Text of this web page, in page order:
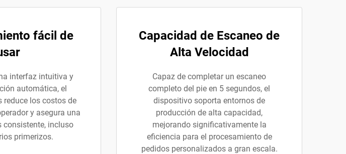
fácil de
interfaz intuitiva y
automática, el
reduce los costos de
y asegura una
consistente, incluso
primerizos.
Capacidad de Escaneo de
Alta Velocidad
Capaz de completar un escaneo
completo del pie en 5 segundos, el
dispositivo soporta entornos de
producción de alta capacidad,
mejorando significativamente la
eficiencia para el procesamiento de
pedidos personalizados a gran escala.